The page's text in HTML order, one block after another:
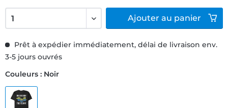
Prêt à expédier immédiatement, délai de livraison env.
3-5 jours ouvrés
Couleurs : Noir
Ajouter au panier